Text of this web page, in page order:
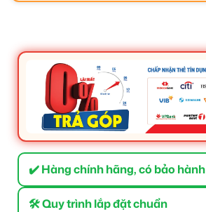
✔️ Hàng chính hãng, có bảo hành
🛠 Quy trình lắp đặt chuẩn